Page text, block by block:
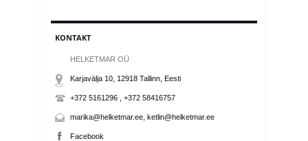
KONTAKT
HELKETMAR OÜ
Karjavälja 10, 12918 Tallinn , Eesti
+372 5161296 , +372 58416757
marika@helketmar.ee, ketlin@helketmar.ee
Facebook